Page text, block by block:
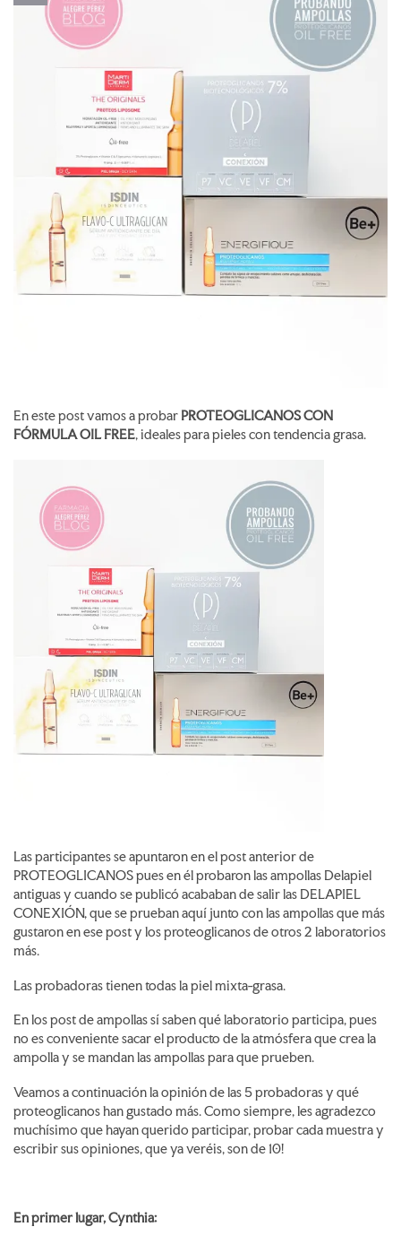
En este post vamos a probar PROTEOGLICANOS CON
FÓRMULA OIL FREE, ideales para pieles con tendencia grasa.
Las participantes se apuntaron en el post anterior de
PROTEOGLICANOS pues en él probaron las ampollas Delapiel
antiguas y cuando se publicó acababan de salir las DELAPIEL
CONEXIÓN, que se prueban aquí junto con las ampollas que más
gustaron en ese post y los proteoglicanos de otros 2 laboratorios
más.
Las probadoras tienen todas la piel mixta-grasa.
En los post de ampollas sí saben qué laboratorio participa, pues
no es conveniente sacar el producto de la atmósfera que crea la
ampolla y se mandan las ampollas para que prueben.
Veamos a continuación la opinión de las 5 probadoras y qué
proteoglicanos han gustado más. Como siempre, les agradezco
muchísimo que hayan querido participar, probar cada muestra y
escribir sus opiniones, que ya veréis, son de 10!
En primer lugar, Cynthia: